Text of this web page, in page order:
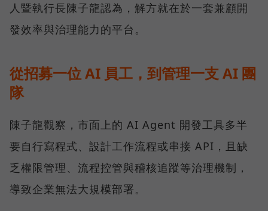
人暨執行長陳子龍認為，解方就在於一套兼顧開
發效率與治理能力的平台。
從招募一位 AI 員工，到管理一支 AI 團
隊
陳子龍觀察，市面上的 AI Agent 開發工具多半
要自行寫程式、設計工作流程或串接 API，且缺
乏權限管理、流程控管與稽核追蹤等治理機制，
導致企業無法大規模部署。